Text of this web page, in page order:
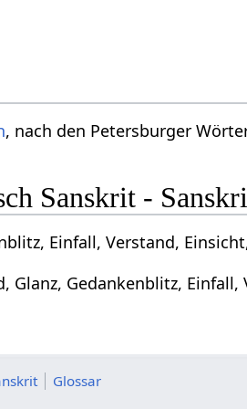
, nach den Petersburger
Sanskrit -
Einfall, Verstand,
Glanz, Gedankenblitz,
Glossar